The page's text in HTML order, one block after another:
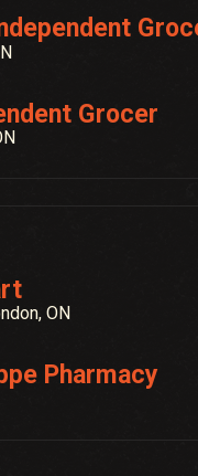
Grocer
ON
Pharmacy